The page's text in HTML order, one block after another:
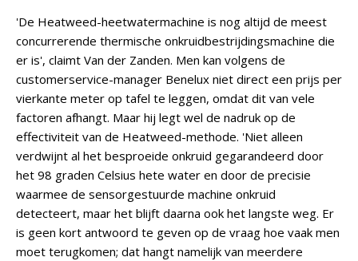
'De Heatweed-heetwatermachine is nog altijd de meest
concurrerende thermische onkruidbestrijdingsmachine die
er is', claimt Van der Zanden. Men kan volgens de
customerservice-manager Benelux niet direct een prijs per
vierkante meter op tafel te leggen, omdat dit van vele
factoren afhangt. Maar hij legt wel de nadruk op de
effectiviteit van de Heatweed-methode. 'Niet alleen
verdwijnt al het besproeide onkruid gegarandeerd door
het 98 graden Celsius hete water en door de precisie
waarmee de sensorgestuurde machine onkruid
detecteert, maar het blijft daarna ook het langste weg. Er
is geen kort antwoord te geven op de vraag hoe vaak men
moet terugkomen; dat hangt namelijk van meerdere